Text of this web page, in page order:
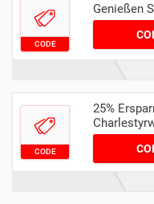
CODE
Genießen
CODE
25%